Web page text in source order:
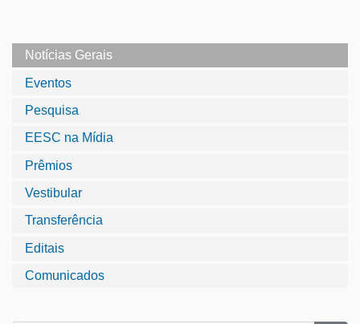
Notícias Gerais
Eventos
Pesquisa
EESC na Mídia
Prêmios
Vestibular
Transferência
Editais
Comunicados